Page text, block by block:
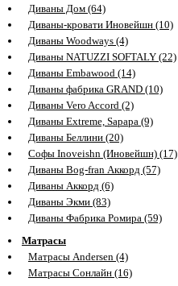
Диваны Дом (64)
Диваны-кровати Иновейшн (10)
Диваны Woodways (4)
Диваны NATUZZI SOFTALY (22)
Диваны Embawood (14)
Диваны фабрика GRAND (10)
Диваны Vero Accord (2)
Диваны Extreme, Sapapa (9)
Диваны Беллини (20)
Софы Inoveishn (Иновейшн) (17)
Диваны Bog-fran Аккорд (57)
Диваны Аккорд (6)
Диваны Экми (83)
Диваны Фабрика Ромира (59)
Матрасы
Матрасы Andersen (4)
Матрасы Сонлайн (16)